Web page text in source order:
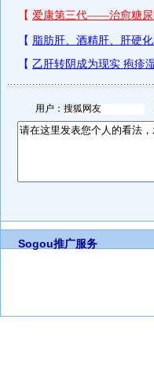
用户：
Sogou推广服务